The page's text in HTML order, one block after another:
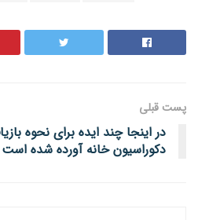
پست قبلی
در اینجا چند ایده برای نحوه
دکوراسیون خانه آورده شده است